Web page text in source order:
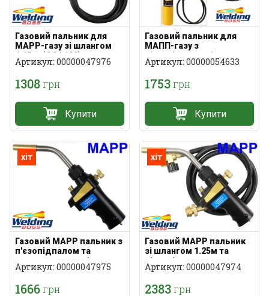
Газовий пальник для
MAPP-газу зі шлангом
1.45 м (CGA600)
Артикул: 00000047976
1308грн
Купити
Газовий пальник для
МАПП-газу з
п'єзопідпалом і шлангом
1.25 м
Артикул: 00000054633
1753грн
Купити
хіт
Газовий MAPP пальник з
п'єзопідпалом та
вихровим полум'ям
Артикул: 00000047975
1666грн
хіт
Газовий MAPP пальник
зі шлангом 1.25м та
п'єзопідпалом
Артикул: 00000047974
2383грн